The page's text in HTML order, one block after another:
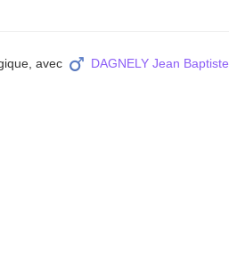
avec DAGNELY Jean Baptiste